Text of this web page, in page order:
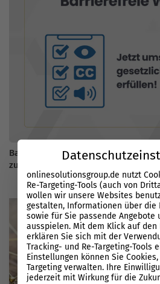
Barrierefreie Website 2026 –
zur Umsetzung
onlinesolutionsgroup.de nutzt
Re-Targeting-Tools (auch von
wollen wir unsere Websites
gestalten, Informationen über die
sowie für Sie passende Angebote
ausspielen. Mit dem Klick auf
erklären Sie sich mit der
Tracking- und Re-Targeting-Tools
Einstellungen können Sie
Targeting verwalten. Ihre
jederzeit mit Wirkung für die